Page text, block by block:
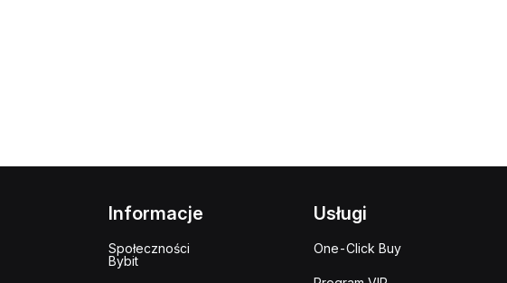
Informacje
Społeczności
Bybit
Usługi
One-Click Buy